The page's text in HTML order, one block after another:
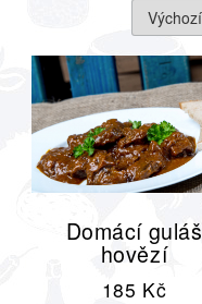
Domácí guláš
hovězí
185 Kč